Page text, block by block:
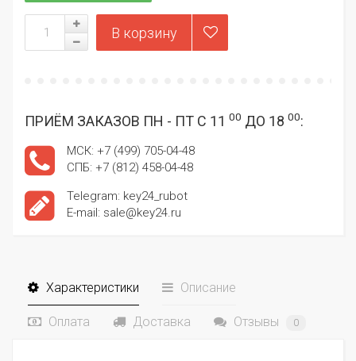
ПРИЁМ ЗАКАЗОВ ПН - ПТ С 11 00 ДО 18 00:
МСК: +7 (499) 705-04-48
СПБ: +7 (812) 458-04-48
Telegram: key24_rubot
E-mail: sale@key24.ru
Характеристики Описание
Оплата Доставка Отзывы 0